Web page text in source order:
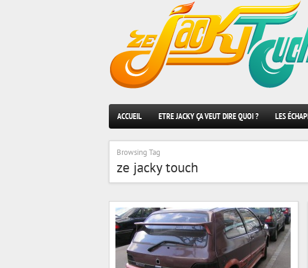
ACCUEIL ETRE JACKY ÇA VEUT DIRE QUOI ? LES
Browsing Tag
ze jacky touch